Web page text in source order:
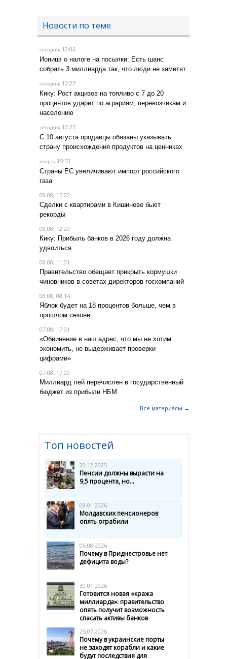
Новости по теме
сегодня, 12:06
Ионицэ о налоге на посылки: Есть шанс
собрать 3 миллиарда так, что люди не заметят
сегодня, 10:27
Кику: Рост акцизов на топливо с 7 до 20
процентов ударит по аграриям, перевозчикам и
населению
сегодня, 10:25
С 10 августа продавцы обязаны указывать
страну происхождения продуктов на ценниках
вчера, 15:53
Страны ЕС увеличивают импорт российского
газа
08.08, 15:22
Сделки с квартирами в Кишиневе бьют
рекорды
08.08, 12:20
Кику: Прибыль банков в 2026 году должна
удвоиться
08.08, 11:01
Правительство обещает прикрыть кормушки
чиновников в советах директоров госкомпаний
08.08, 08:14
Яблок будет на 18 процентов больше, чем в
прошлом сезоне
07.08, 17:31
«Обвинение в наш адрес, что мы не хотим
экономить, не выдерживает проверки
цифрами»
07.08, 17:00
Миллиард лей перечислен в государственный
бюджет из прибыли НБМ
Все материалы →
Топ новостей
20.12.2025
Пенсии должны вырасти на
9,5 процента, но...
08.01.2026
Молдавских пенсионеров
опять ограбили
05.08.2026
Почему в Приднестровье нет
дефицита воды?
30.01.2026
Готовится новая «кража
миллиарда»: правительство
опять получит возможность
спасать активы банков
25.07.2026
Почему в украинские порты
не заходят корабли и какие
будут последствия для